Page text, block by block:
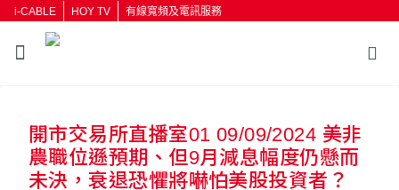
i-CABLE HOY TV 有線寬頻及電訊服務
按輸入鍵開始搜尋
開市交易所直播室01 09/09/2024 美非
農職位遜預期、但9月減息幅度仍懸而
未決，衰退恐懼將嚇怕美股投資者？